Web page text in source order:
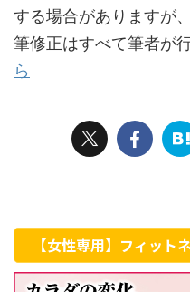
する場合がありますが
筆修正はすべて筆者が
ら
【女性専用】フィット